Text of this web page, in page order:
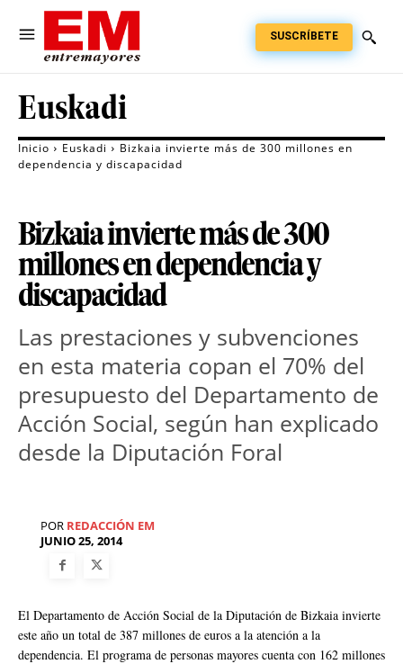
SUSCRÍBETE
Euskadi
Inicio Euskadi
Bizkaia invierte más de 300 millones en
dependencia y discapacidad
Bizkaia invierte más de 300
millones en dependencia y
discapacidad
Las prestaciones y subvenciones
en esta materia copan el 70% del
presupuesto del Departamento de
Acción Social, según han explicado
desde la Diputación Foral
POR REDACCIÓN EM
JUNIO 25, 2014
El Departamento de Acción Social de la Diputación de Bizkaia invierte
este año un total de 387 millones de euros a la atención a la
dependencia. El programa de personas mayores cuenta con 162 millones